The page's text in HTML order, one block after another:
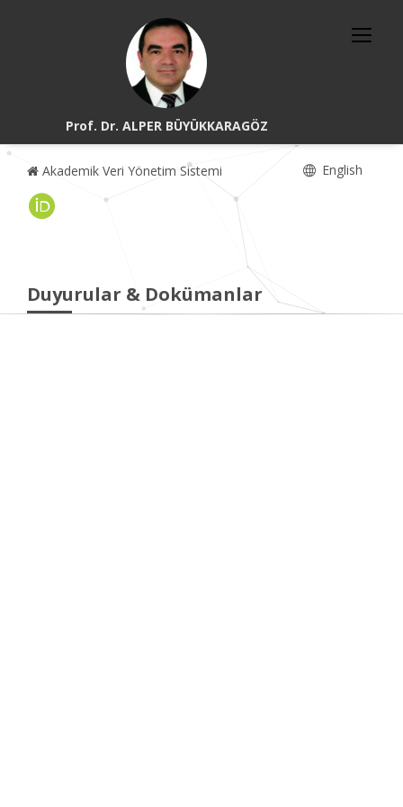
Prof. Dr. ALPER BÜYÜKKARAGÖZ
Akademik Veri Yönetim Sistemi English
Duyurular & Dokümanlar